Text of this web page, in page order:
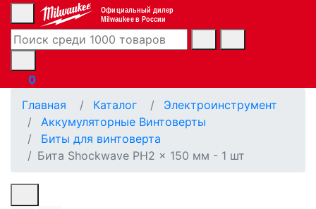
Официальный дилер
Milwaukee в России
0
Главная
Каталог
Электроинструмент
Аккумуляторные Винтоверты
Биты для винтоверта
Бита Shockwave PH2 x 150 мм - 1 шт